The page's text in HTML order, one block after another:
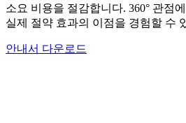
소요 비용을 절감합니다. 360° 관점
실제 절약 효과의 이점을 경험할 수
안내서 다운로드